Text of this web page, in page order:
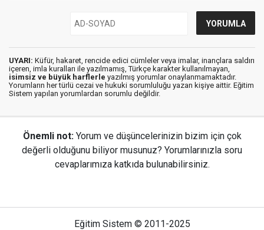
UYARI: Küfür, hakaret, rencide edici cümleler veya imalar, inançlara saldırı
içeren, imla kuralları ile yazılmamış, Türkçe karakter kullanılmayan,
isimsiz ve büyük harflerle yazılmış yorumlar onaylanmamaktadır.
Yorumların her türlü cezai ve hukuki sorumluluğu yazan kişiye aittir. Eğitim
Sistem yapılan yorumlardan sorumlu değildir.
Önemli not: Yorum ve düşüncelerinizin bizim için çok
değerli olduğunu biliyor musunuz? Yorumlarınızla soru
cevaplarımıza katkıda bulunabilirsiniz.
Eğitim Sistem © 2011-2025